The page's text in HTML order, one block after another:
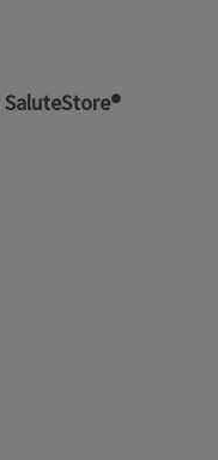
SaluteStore®